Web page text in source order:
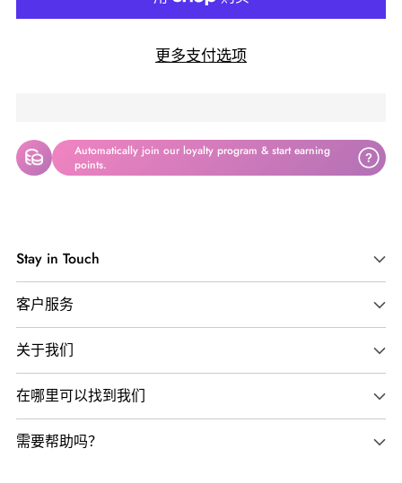
更多支付选项
Automatically join our loyalty program & start earning
points.
?
to
your
cart
Stay in Touch
客户服务
关于我们
在哪里可以找到我们
需要帮助吗？